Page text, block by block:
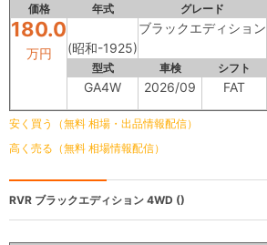
価格 年式 グレード
180.0
万円 (昭和-1925)
ブラックエディション
型式 車検 シフト
GA4W 2026/09 FAT
安く買う（無料 相場・出品情報配信）
高く売る（無料 相場情報配信）
RVR ブラックエディション 4WD ()